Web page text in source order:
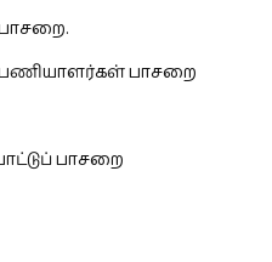
பாசறை
பாசறை